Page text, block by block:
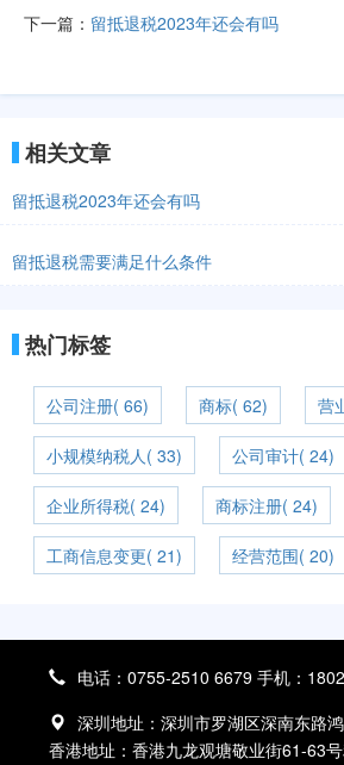
下一篇： 留抵退税2023年还会有吗
相关文章
留抵退税2023年还会有吗
留抵退税需要满足什么条件
热门标签
公司注册( 66) 商标( 62) 营
小规模纳税人( 33) 公司审计( 24)
企业所得税( 24) 商标注册( 24)
工商信息变更( 21) 经营范围( 20)
电话：0755-2510 6679 手机：
深圳地址：深圳市罗湖区深南东路
香港地址：香港九龙观塘敬业街61-63